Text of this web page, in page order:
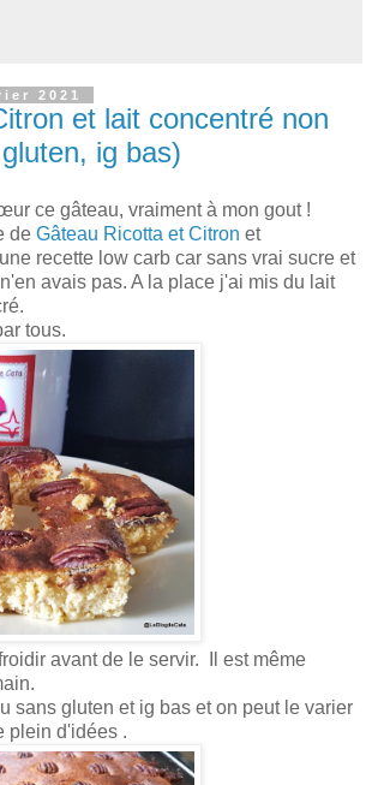
2021
et lait concentré non
ig bas)
ce gâteau, vraiment à mon gout !
de Gâteau Ricotta et Citron et
recette low carb car sans vrai sucre et
avais pas. A la place j'ai mis du lait
tous.
avant de le servir. Il est même
sans gluten et ig bas et on peut le varier
plein d'idées .